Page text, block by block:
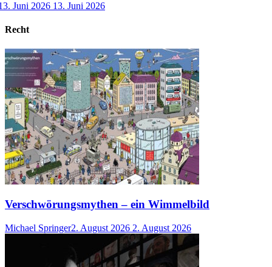
Juni 2026 13. Juni 2026
Recht
Verschwörungsmythen – ein Wimmelbild
Michael Springer2. August 2026 2. August 2026